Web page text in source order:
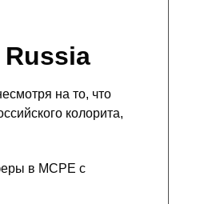
на то, что
колорита,
в MCPE с